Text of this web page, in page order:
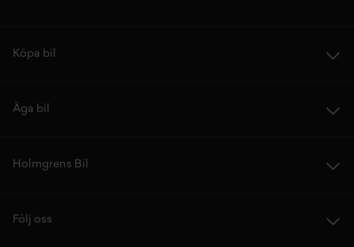
Köpa bil
Äga bil
Holmgrens Bil
Följ oss